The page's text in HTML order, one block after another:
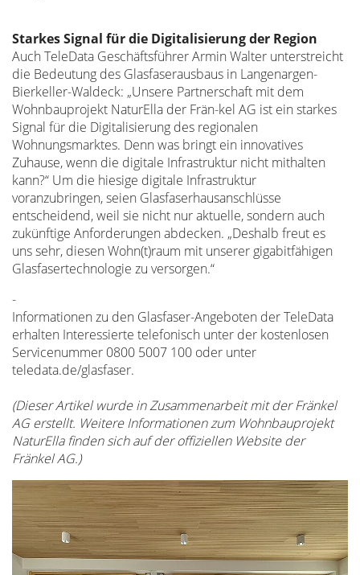
Starkes Signal für die Digitalisierung der Region
Auch TeleData Geschäftsführer Armin Walter unterstreicht
die Bedeutung des Glasfaserausbaus in Langenargen-
Bierkeller-Waldeck: „Unsere Partnerschaft mit dem
Wohnbauprojekt NaturElla der Frän-kel AG ist ein starkes
Signal für die Digitalisierung des regionalen
Wohnungsmarktes. Denn was bringt ein innovatives
Zuhause, wenn die digitale Infrastruktur nicht mithalten
kann?“ Um die hiesige digitale Infrastruktur
voranzubringen, seien Glasfaserhausanschlüsse
entscheidend, weil sie nicht nur aktuelle, sondern auch
zukünftige Anforderungen abdecken. „Deshalb freut es
uns sehr, diesen Wohn(t)raum mit unserer gigabitfähigen
Glasfasertechnologie zu versorgen.“
-
Informationen zu den Glasfaser-Angeboten der TeleData
erhalten Interessierte telefonisch unter der kostenlosen
Servicenummer 0800 5007 100 oder unter
teledata.de/glasfaser.
(Dieser Artikel wurde in Zusammenarbeit mit der Fränkel
AG erstellt. Weitere Informationen zum Wohnbauprojekt
NaturElla finden sich auf der offiziellen Website der
Fränkel AG.)